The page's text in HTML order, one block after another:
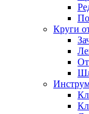
Круги